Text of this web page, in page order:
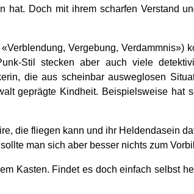
hat. Doch mit ihrem scharfen Verstand
Vergebung, Verdammnis»)
Stil stecken aber auch viele
die aus scheinbar ausweglosen
geprägte Kindheit. Beispielsweise hat
die fliegen kann und ihr Heldendasein
man sich aber besser nichts zum
Kasten. Findet es doch einfach selbst